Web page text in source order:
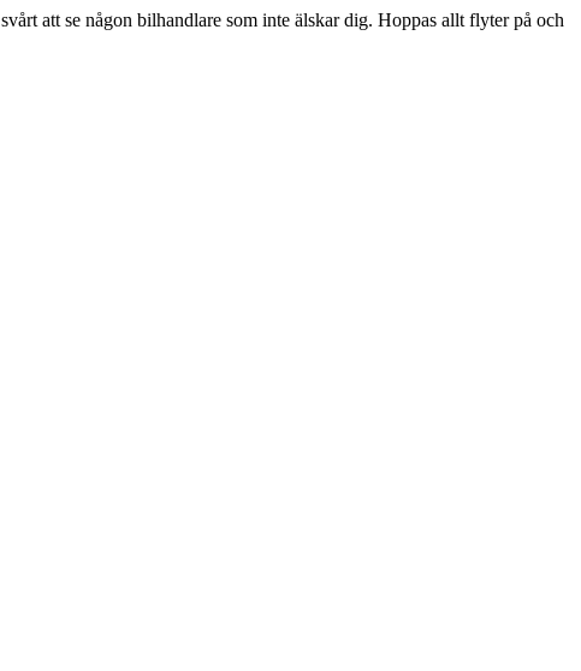
att se någon bilhandlare som inte älskar dig. Hoppas allt flyter på och